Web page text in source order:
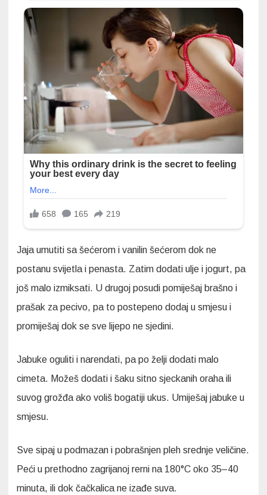
Jaja umutiti sa šećerom i vanilin šećerom dok ne
postanu svijetla i penasta. Zatim dodati ulje i jogurt, pa
još malo izmiksati. U drugoj posudi pomiješaj brašno i
prašak za pecivo, pa to postepeno dodaj u smjesu i
promiješaj dok se sve lijepo ne sjedini.
Jabuke oguliti i narendati, pa po želji dodati malo
cimeta. Možeš dodati i šaku sitno sjeckanih oraha ili
suvog grožđa ako voliš bogatiji ukus. Umiješaj jabuke u
smjesu.
Sve sipaj u podmazan i pobrašnjen pleh srednje veličine.
Peći u prethodno zagrijanoj rerni na 180°C oko 35–40
minuta, ili dok čačkalica ne izađe suva.